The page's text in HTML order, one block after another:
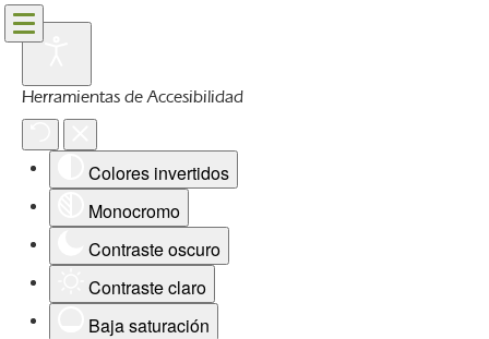
Herramientas de Accesibilidad
Colores invertidos
Monocromo
Contraste oscuro
Contraste claro
Baja saturación